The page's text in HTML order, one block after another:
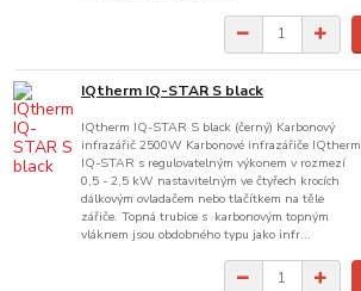
IQtherm IQ-STAR S black
IQtherm IQ-STAR S black (černý) Karbonový
infrazářič 2500W Karbonové infrazářiče IQtherm
IQ-STAR s regulovatelným výkonem v rozmezí
0,5 - 2,5 kW nastavitelným ve čtyřech krocích
dálkovým ovladačem nebo tlačítkem na těle
zářiče. Topná trubice s karbonovým topným
vláknem jsou obdobného typu jako infr...